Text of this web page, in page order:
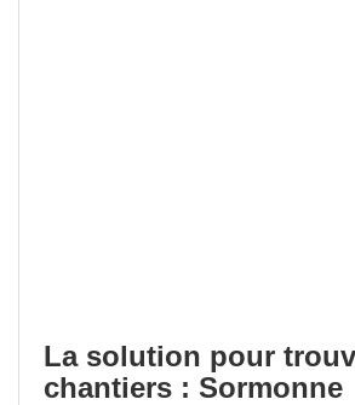
La solution pour
chantiers : Sormonne